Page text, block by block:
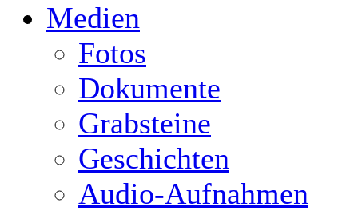
Medien
Fotos
Dokumente
Grabsteine
Geschichten
Audio-Aufnahmen